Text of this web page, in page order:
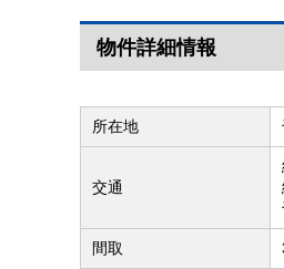
物件詳細情報
所在地
交通
間取